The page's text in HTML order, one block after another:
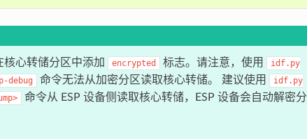
核心转储分区中添加 encrypted 标志。请注意，使用
idf.py
debug 命令无法从加密分区读取核心转储。 建议使用
idf.py
命令从 ESP 设备侧读取核心转储，ESP 设备会自动解密分